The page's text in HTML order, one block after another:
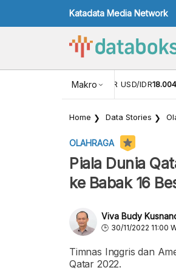
Katadata Media Network
Makro
NILAI TUKAR USD/IDR18.004
Home Data Stories
OLAHRAGA
Piala Dunia
ke Babak 16
Viva Budy
30/11/2022 11:00
Timnas Inggris dan
Qatar 2022.